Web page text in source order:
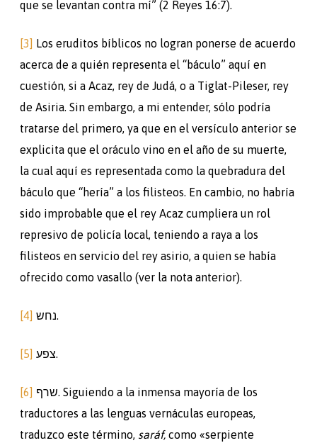
que se levantan contra mí” (2 Reyes 16:7).
[3] Los eruditos bíblicos no logran ponerse de acuerdo
acerca de a quién representa el “báculo” aquí en
cuestión, si a Acaz, rey de Judá, o a Tiglat-Pileser, rey
de Asiria. Sin embargo, a mi entender, sólo podría
tratarse del primero, ya que en el versículo anterior se
explicita que el oráculo vino en el año de su muerte,
la cual aquí es representada como la quebradura del
báculo que “hería” a los filisteos. En cambio, no habría
sido improbable que el rey Acaz cumpliera un rol
represivo de policía local, teniendo a raya a los
filisteos en servicio del rey asirio, a quien se había
ofrecido como vasallo (ver la nota anterior).
[4] נחש.
[5] צפע.
[6]
traductores a las lenguas vernáculas europeas,
traduzco este término, saráf, como «serpiente